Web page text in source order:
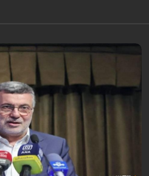
تُعدّ المراكز العلاجية في شيراز، بدعم من
وجهةً للمرضى من داخل إيران وخارجها.